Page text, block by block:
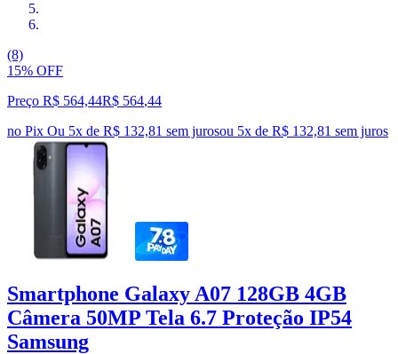
(8)
15% OFF
Preço R$ 564,44R$ 564,44
no Pix Ou 5x de R$ 132,81 sem jurosou 5x de R$ 132,81 sem juros
Smartphone Galaxy A07 128GB 4GB
Câmera 50MP Tela 6.7 Proteção IP54
Samsung